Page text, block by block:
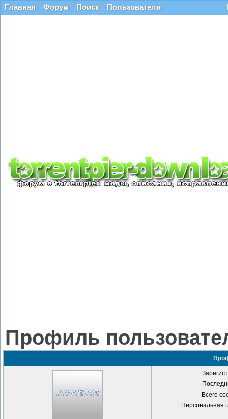
Главная Форум Поиск Пользователи
Профиль
Всего
Персональная